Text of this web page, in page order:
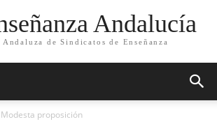
Andalucía
Andaluza de Sindicatos de Enseñanza
Modesta proposición